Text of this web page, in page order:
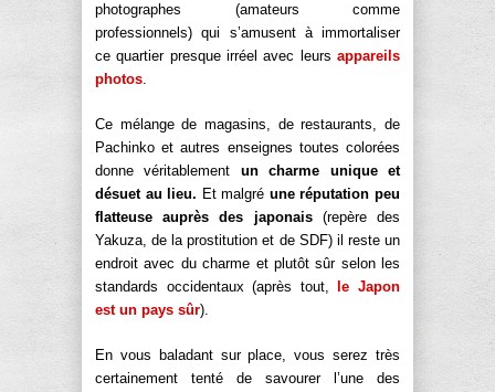
photographes (amateurs comme
professionnels) qui s’amusent à immortaliser
ce quartier presque irréel avec leurs appareils
photos.
Ce mélange de magasins, de restaurants, de
Pachinko et autres enseignes toutes colorées
donne véritablement un charme unique et
désuet au lieu. Et malgré une réputation peu
flatteuse auprès des japonais(repère des
Yakuza, de la prostitution et de SDF) il reste un
endroit avec du charme et plutôt sûr selon les
standards occidentaux (après tout,
le Japon
est un pays sûr).
En vous baladant sur place, vous serez très
certainement tenté de savourer l’une des